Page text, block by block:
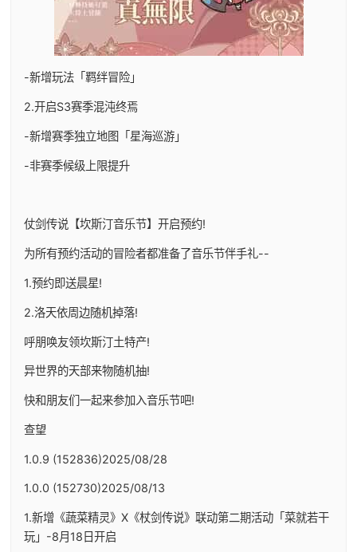
-新增玩法「羁绊冒险」
2.开启S3赛季混沌终焉
-新增赛季独立地图「星海巡游」
-非赛季候级上限提升
仗剑传说【坎斯汀音乐节】开启预约!
为所有预约活动的冒险者都准备了音乐节伴手礼--
1.预约即送晨星!
2.洛天依周边随机掉落!
呼朋唤友领坎斯汀土特产!
异世界的天部来物随机抽!
快和朋友们一起来参加入音乐节吧!
查望
1.0.9 (152836)2025/08/28
1.0.0 (152730)2025/08/13
1.新增《蔬菜精灵》X《杖剑传说》联动第二期活动「菜就若干
玩」-8月18日开启